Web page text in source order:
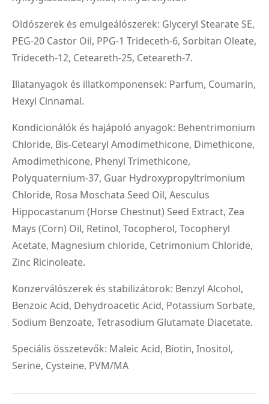
Oldószerek és emulgeálószerek: Glyceryl Stearate SE,
PEG-20 Castor Oil, PPG-1 Trideceth-6, Sorbitan Oleate,
Trideceth-12, Ceteareth-25, Ceteareth-7.
Illatanyagok és illatkomponensek: Parfum, Coumarin,
Hexyl Cinnamal.
Kondicionálók és hajápoló anyagok: Behentrimonium
Chloride, Bis-Cetearyl Amodimethicone, Dimethicone,
Amodimethicone, Phenyl Trimethicone,
Polyquaternium-37, Guar Hydroxypropyltrimonium
Chloride, Rosa Moschata Seed Oil, Aesculus
Hippocastanum (Horse Chestnut) Seed Extract, Zea
Mays (Corn) Oil, Retinol, Tocopherol, Tocopheryl
Acetate, Magnesium chloride, Cetrimonium Chloride,
Zinc Ricinoleate.
Konzerválószerek és stabilizátorok: Benzyl Alcohol,
Benzoic Acid, Dehydroacetic Acid, Potassium Sorbate,
Sodium Benzoate, Tetrasodium Glutamate Diacetate.
Speciális összetevők: Maleic Acid, Biotin, Inositol,
Serine, Cysteine, PVM/MA